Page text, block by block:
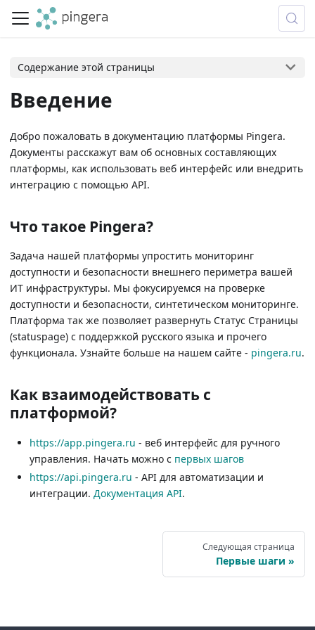
Содержание этой страницы
Введение
Добро пожаловать в документацию платформы Pingera.
Документы расскажут вам об основных составляющих
платформы, как использовать веб интерфейс или внедрить
интеграцию с помощью API.
Что такое Pingera?
Задача нашей платформы упростить мониторинг
доступности и безопасности внешнего периметра вашей
ИТ инфраструктуры. Мы фокусируемся на проверке
доступности и безопасности, синтетическом мониторинге.
Платформа так же позволяет развернуть Статус Страницы
(statuspage) с поддержкой русского языка и прочего
функционала. Узнайте больше на нашем сайте - pingera.ru.
Как взаимодействовать с
платформой?
https://app.pingera.ru - веб интерфейс для ручного
управления. Начать можно с первых шагов
https://api.pingera.ru - API для автоматизации и
интеграции. Документация API.
Следующая страница
Первые шаги